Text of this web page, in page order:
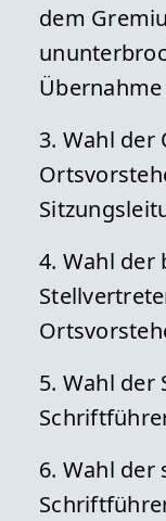
dem
3. Wahl der
4. Wahl der
5. Wahl
6. Wahl der